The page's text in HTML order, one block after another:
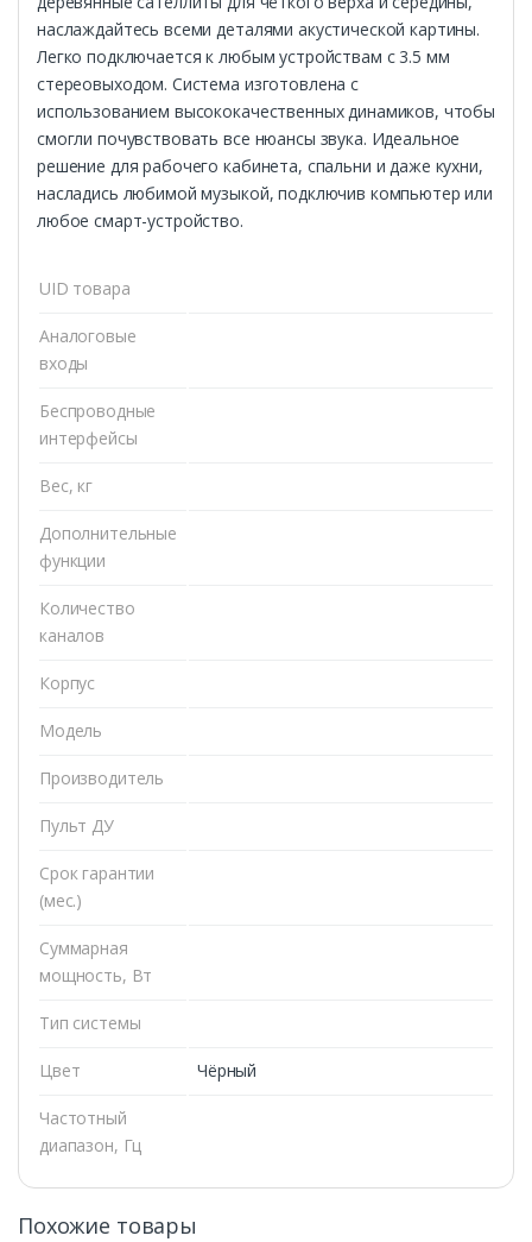
наслаждайтесь всеми деталями акустической картины.
Легко подключается к любым устройствам с 3.5 мм
стереовыходом. Система изготовлена с
использованием высококачественных динамиков, чтобы
смогли почувствовать все нюансы звука. Идеальное
решение для рабочего кабинета, спальни и даже кухни,
насладись любимой музыкой, подключив компьютер или
любое смарт-устройство.
UID товара
Аналоговые
входы
Беспроводные
интерфейсы
Вес, кг
Дополнительные
функции
Количество
каналов
Корпус
Модель
Производитель
Пульт ДУ
Срок гарантии
(мес.)
Суммарная
мощность, Вт
Тип системы
Цвет Чёрный
Частотный
диапазон, Гц
Похожие товары